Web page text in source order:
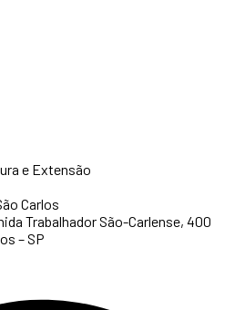
e Extensão
Carlos
Trabalhador São-Carlense, 400
– SP